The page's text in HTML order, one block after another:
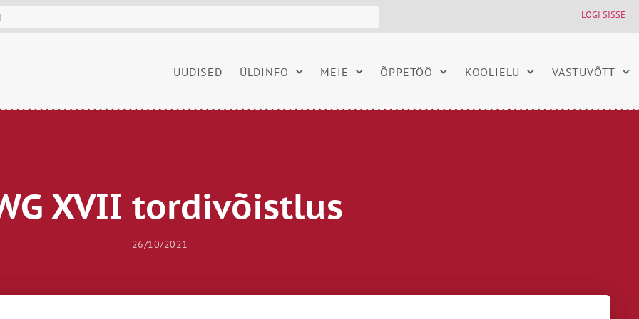
LOGI SISSE
UUDISED ÜLDINFO MEIE ÕPPETÖÖ KOOLIELU VASTUVÕTT
XVII tordivõistlus
26/10/2021